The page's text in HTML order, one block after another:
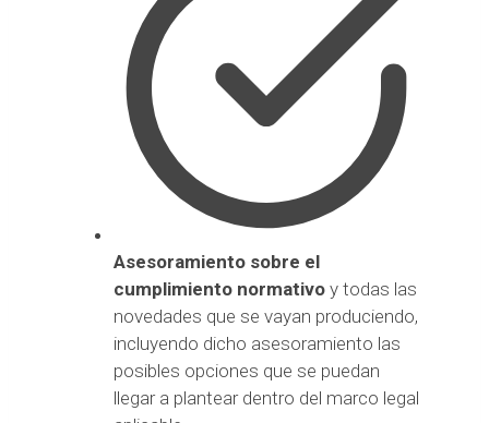
Asesoramiento sobre el
cumplimiento normativo y todas las
novedades que se vayan produciendo,
incluyendo dicho asesoramiento las
posibles opciones que se puedan
llegar a plantear dentro del marco legal